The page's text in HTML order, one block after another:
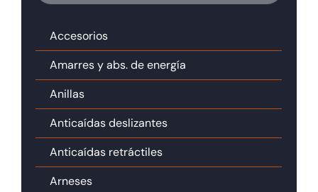
Accesorios
Amarres y abs. de energía
Anillas
Anticaídas deslizantes
Anticaídas retráctiles
Arneses